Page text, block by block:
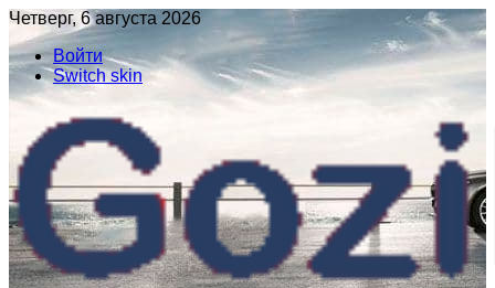
Четверг, 6 августа 2026
Войти
Switch skin